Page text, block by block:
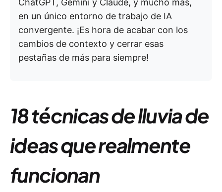
ChatGPT, Gemini y Claude, y mucho más,
en un único entorno de trabajo de IA
convergente. ¡Es hora de acabar con los
cambios de contexto y cerrar esas
pestañas de más para siempre!
18 técnicas de lluvia de
ideas que realmente
funcionan